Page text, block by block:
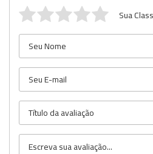
Sua